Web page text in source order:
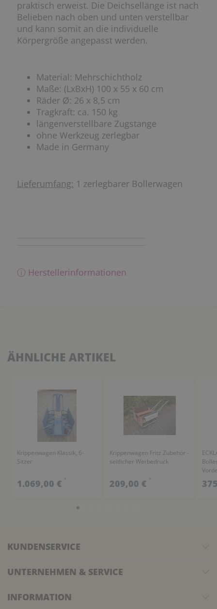
praktisch erweist. Die Deichsellänge ist nach
Belieben nach oben und unten verstellbar
und kann somit an die individuelle
Körpergröße angepasst werden.
Material: Mehrschichtholz
Maße: (LxBxH) 100 x 55 x 60 cm
Räder Ø: 26 x 8,5 cm
Tragkraft: ca. 150 kg
längenverstellbare Zugstange
ohne Werkzeug zerlegbar
Made in Germany
Lieferumfang: 1 zerlegbarer Bollerwagen
ⓘ Herstellerinformationen
ÄHNLICHE ARTIKEL
Krippenwagen Klassik, 6-
Sitzer
1.069,00 € *
Krippenwagen Fritz Zubehör -
seitlicher Werbedruck
209,00 € *
KUNDENSERVICE
UNTERNEHMEN & SERVICE
INFORMATION